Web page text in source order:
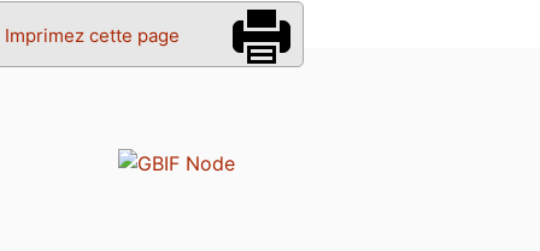
Imprimez cette page